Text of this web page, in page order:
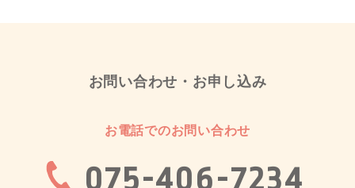
お問い合わせ・お申し込み
お電話でのお問い合わせ
075-406-7234